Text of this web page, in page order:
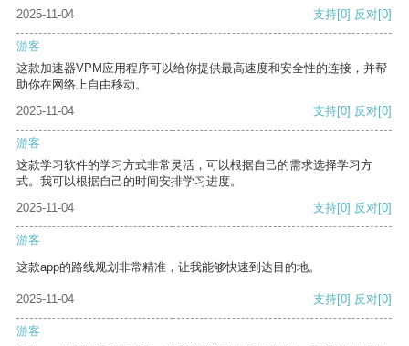
2025-11-04 支持[0] 反对[0]
游客
这款加速器VPM应用程序可以给你提供最高速度和安全性的连接，并帮
助你在网络上自由移动。
2025-11-04
支持[0] 反对[0]
游客
这款学习软件的学习方式非常灵活，可以根据自己的需求选择学习方
式。我可以根据自己的时间安排学习进度。
2025-11-04
支持[0] 反对[0]
游客
这款app的路线规划非常精准，让我能够快速到达目的地。
2025-11-04 支持[0] 反对[0]
游客